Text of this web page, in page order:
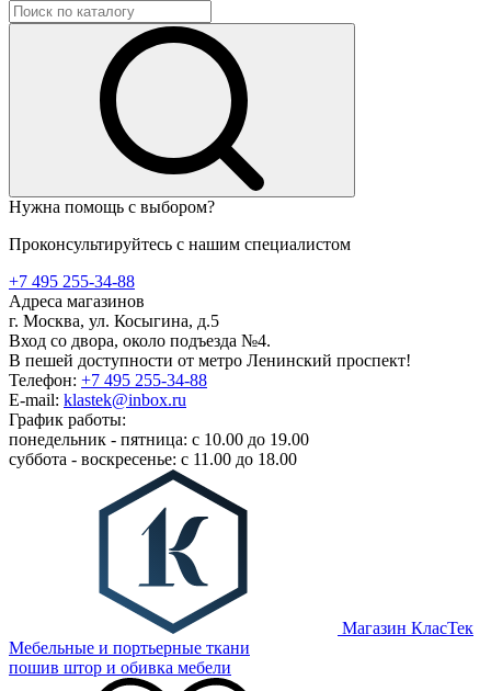
Нужна помощь с выбором?
Проконсультируйтесь с нашим специалистом
+7 495 255-34-88
Адреса магазинов
г. Москва, ул. Косыгина, д.5
Вход со двора, около подъезда №4.
В пешей доступности от метро Ленинский проспект!
Телефон: +7 495 255-34-88
E-mail: klastek@inbox.ru
График работы:
понедельник - пятница: с 10.00 до 19.00
суббота - воскресенье: с 11.00 до 18.00
Магазин КласТек
Мебельные и портьерные ткани
пошив штор и обивка мебели